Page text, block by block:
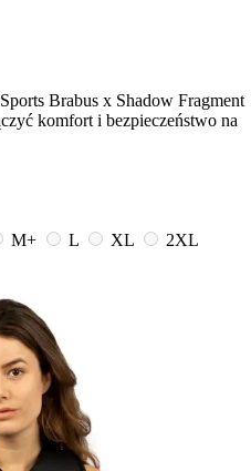
Brabus x Shadow Fragment
komfort i bezpieczeństwo na
M+ L XL
2XL